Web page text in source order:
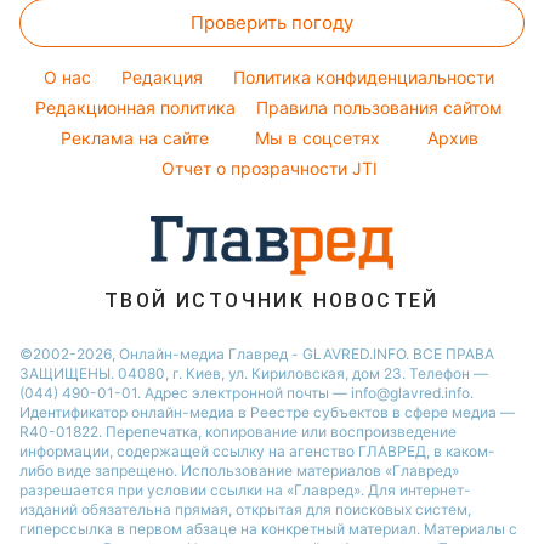
Настя Каменских
Простые блюда
Легкие десерты
Напитки
Праздничное меню
Магнитные бури
Погода на сегодня
Погода на завтра
Пылевая буря
Проверить погоду
O нас Редакция
Политика конфиденциальности
Редакционная политика
Правила пользования сайтом
Реклама на сайте
Мы в соцсетях
Архив
Отчет о прозрачности JTI
ТВОЙ ИСТОЧНИК НОВОСТЕЙ
©2002-2026, Онлайн-медиа Главред - GLAVRED.INFO. ВСЕ ПРАВА
ЗАЩИЩЕНЫ. 04080, г. Киев, ул. Кириловская, дом 23. Телефон —
(044) 490-01-01. Адрес электронной почты — info@glavred.info.
Идентификатор онлайн-медиа в Реестре cубъектов в сфере медиа —
R40-01822. Перепечатка, копирование или воспроизведение
информации, содержащей ссылку на агенство ГЛАВРЕД, в каком-
либо виде запрещено. Использование материалов «Главред»
разрешается при условии ссылки на «Главред». Для интернет-
изданий обязательна прямая, открытая для поисковых систем,
гиперссылка в первом абзаце на конкретный материал. Материалы с